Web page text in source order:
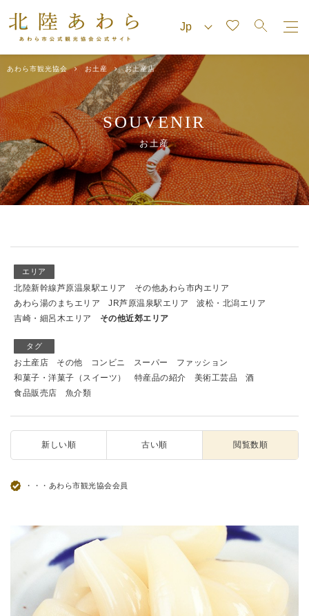
あわら市観光協会 お土産 お土産店
SOUVENIR
お土産
エリア
北陸新幹線芦原温泉駅エリア
その他あわら市内エリア
あわら湯のまちエリア
JR芦原温泉駅エリア
波松・北潟エリア
吉崎・細呂木エリア
その他近郊エリア
タグ
お土産店 その他 コンビニ スーパー
ファッション
和菓子・洋菓子（スイーツ）
特産品の紹介 美術工芸品
酒
食品販売店
魚介類
新しい順 古い順 閲覧数順
・・・あわら市観光協会会員